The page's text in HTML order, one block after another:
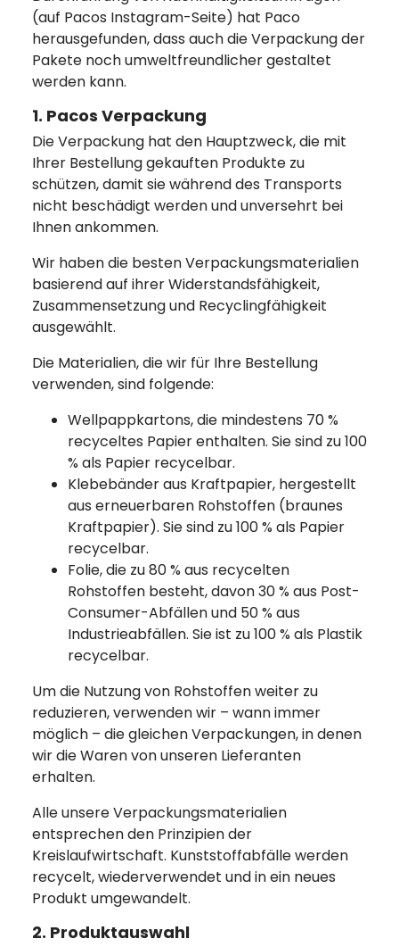
(auf Pacos Instagram-Seite) hat Paco
herausgefunden, dass auch die Verpackung der
Pakete noch umweltfreundlicher gestaltet
werden kann.
1. Pacos Verpackung
Die Verpackung hat den Hauptzweck, die mit
Ihrer Bestellung gekauften Produkte zu
schützen, damit sie während des Transports
nicht beschädigt werden und unversehrt bei
Ihnen ankommen.
Wir haben die besten Verpackungsmaterialien
basierend auf ihrer Widerstandsfähigkeit,
Zusammensetzung und Recyclingfähigkeit
ausgewählt.
Die Materialien, die wir für Ihre Bestellung
verwenden, sind folgende:
Wellpappkartons, die mindestens 70 %
recyceltes Papier enthalten. Sie sind zu 100
% als Papier recycelbar.
Klebebänder aus Kraftpapier, hergestellt
aus erneuerbaren Rohstoffen (braunes
Kraftpapier). Sie sind zu 100 % als Papier
recycelbar.
Folie, die zu 80 % aus recycelten
Rohstoffen besteht, davon 30 % aus Post-
Consumer-Abfällen und 50 % aus
Industrieabfällen. Sie ist zu 100 % als Plastik
recycelbar.
Um die Nutzung von Rohstoffen weiter zu
reduzieren, verwenden wir – wann immer
möglich – die gleichen Verpackungen, in denen
wir die Waren von unseren Lieferanten
erhalten.
Alle unsere Verpackungsmaterialien
entsprechen den Prinzipien der
Kreislaufwirtschaft. Kunststoffabfälle werden
recycelt, wiederverwendet und in ein neues
Produkt umgewandelt.
2. Produktauswahl